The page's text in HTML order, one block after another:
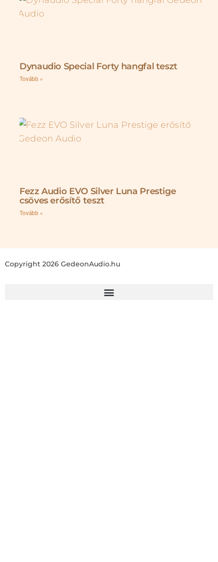
Dynaudio Special Forty hangfal teszt
Tovább »
Fezz Audio EVO Silver Luna Prestige
csöves erősítő teszt
Tovább »
Copyright 2026 GedeonAudio.hu